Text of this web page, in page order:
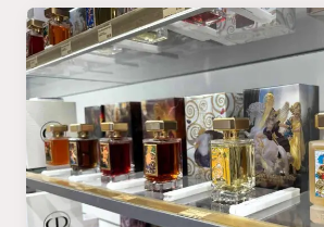
Freu dich auf
Live-Stylings,
Profi-Tipps
und
vielseitige
Looks.